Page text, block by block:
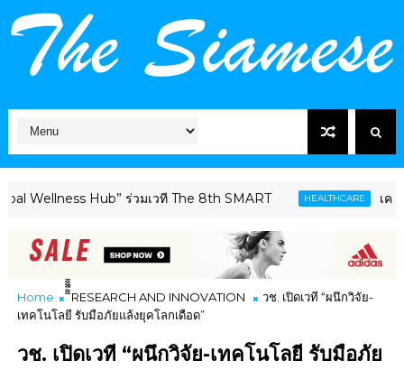
Hub” ร่วมเวที The 8th SMART HEALTHCARE เครือข่ายลดบริ
Home ิิีิิิิิRESEARCH AND INNOVATION
วช. เปิดเวที “ผนึกวิจัย-
เทคโนโลยี รับมือภัยแล้งยุคโลกเดือด”
วช. เปิดเวที “ผนึกวิจัย-เทคโนโลยี รับมือภัย